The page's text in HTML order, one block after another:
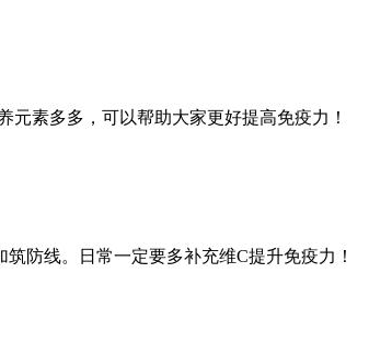
素多多，可以帮助大家更好提高免疫力！
防线。日常一定要多补充维C提升免疫力！